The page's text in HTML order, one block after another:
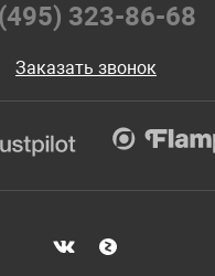
323-86-68
Заказать звонок